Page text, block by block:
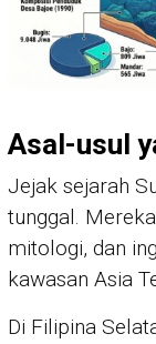
Asal-usul
Jejak sejarah
tunggal.
mitologi, dan
kawasan Asia
Di Filipina